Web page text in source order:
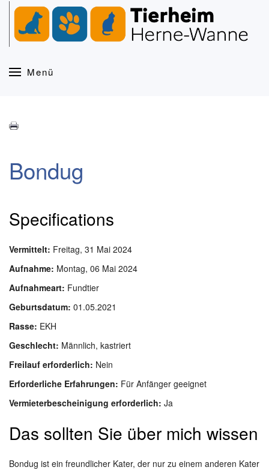
Zum Hauptinhalt springen
Menü
Bondug
Specifications
Vermittelt: Freitag, 31 Mai 2024
Aufnahme: Montag, 06 Mai 2024
Aufnahmeart: Fundtier
Geburtsdatum: 01.05.2021
Rasse: EKH
Geschlecht: Männlich, kastriert
Freilauf erforderlich: Nein
Erforderliche Erfahrungen: Für Anfänger geeignet
Vermieterbescheinigung erforderlich: Ja
Das sollten Sie über mich wissen
Bondug ist ein freundlicher Kater, der nur zu einem anderen Kater